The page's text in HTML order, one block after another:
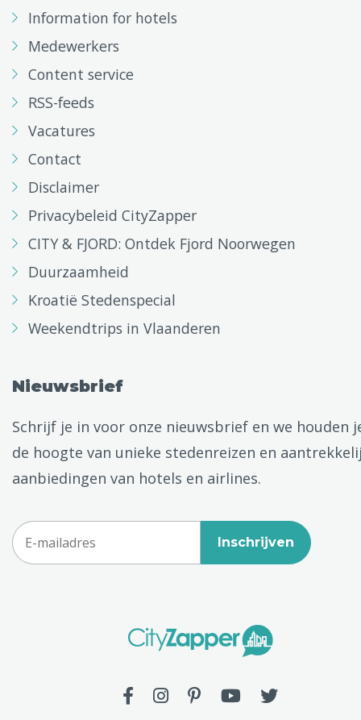
Information for hotels
Medewerkers
Content service
RSS-feeds
Vacatures
Contact
Disclaimer
Privacybeleid CityZapper
CITY & FJORD: Ontdek Fjord Noorwegen
Duurzaamheid
Kroatië Stedenspecial
Weekendtrips in Vlaanderen
Nieuwsbrief
Schrijf je in voor onze nieuwsbrief en we houden
de hoogte van unieke stedenreizen en
aanbiedingen van hotels en airlines.
Inschrijven